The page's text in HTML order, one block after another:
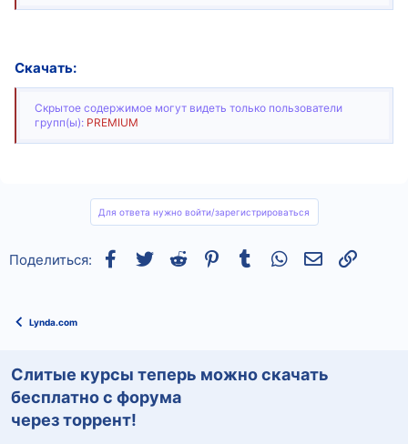
Скачать:
Скрытое содержимое могут видеть только пользователи
групп(ы): PREMIUM
Для ответа нужно войти/зарегистрироваться
Поделиться: Facebook
TwitterReddit Pinterest
Tumblr WhatsAppСсылка
Lynda.com
Слитые курсы теперь можно скачать
бесплатно с форума
через торрент!